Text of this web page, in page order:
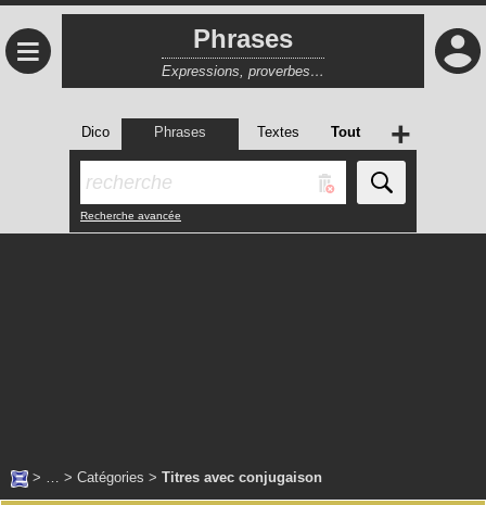
≡ Phrases
Expressions, proverbes…
Dico Phrases Textes Tout
Recherche avancée
+
> … > Catégories > Titres avec conjugaison